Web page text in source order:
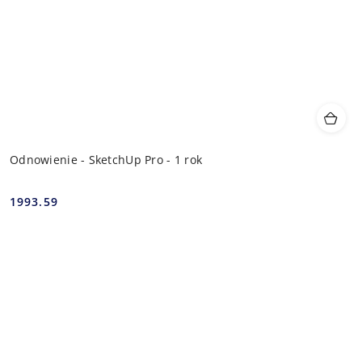
Odnowienie - SketchUp Pro - 1 rok
Cena:
1993.59